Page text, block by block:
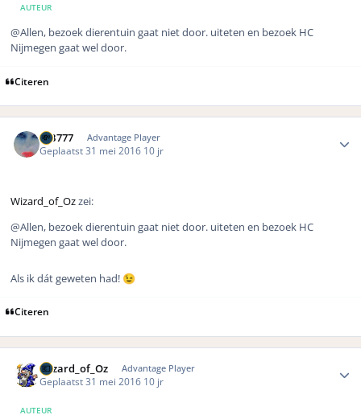
AUTEUR
@Allen, bezoek dierentuin gaat niet door. uiteten en bezoek HC
Nijmegen gaat wel door.
Citeren
MB777 Advantage Player
Geplaatst31 mei 2016 10 jr
Wizard_of_Ozzei:
@Allen, bezoek dierentuin gaat niet door. uiteten en bezoek HC
Nijmegen gaat wel door.
Als ik dát geweten had! 😉
Citeren
Wizard_of_Oz Advantage Player
Geplaatst31 mei 2016 10 jr
AUTEUR